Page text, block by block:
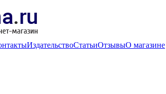
ИздательствоСтатьиОтзывыО магазине